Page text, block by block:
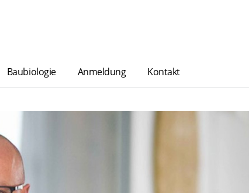
Baubiologie Anmeldung Kontakt